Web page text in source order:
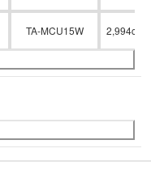
TA-MCU15W 2,994cc